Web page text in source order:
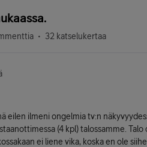
32 katselukertaa
eilen ilmeni ongelmia tv:n
(4 kpl) talossamme.
ei liene vika, koska en ole